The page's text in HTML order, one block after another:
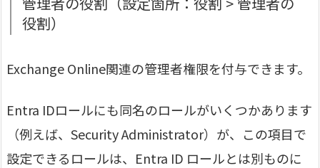
役割）
Exchange Online関連の管理者権限を付与できます。
Entra IDロールにも同名のロールがいくつかあります
（例えば、Security Administrator）が、この項目で
設定できるロールは、Entra ID ロールとは別ものに